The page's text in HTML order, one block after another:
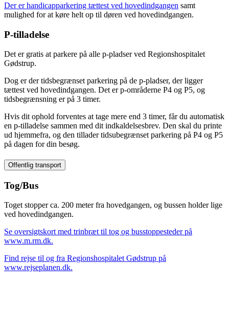
Der er handicapparkering tættest ved hovedindgangen samt
mulighed for at køre helt op til døren ved hovedindgangen.
P-tilladelse
Det er gratis at parkere på alle p-pladser ved Regionshospitalet
Gødstrup.
Dog er der tidsbegrænset parkering på de p-pladser, der ligger
tættest ved hovedindgangen. Det er p-områderne P4 og P5, og
tidsbegrænsning er på 3 timer.
Hvis dit ophold forventes at tage mere end 3 timer, får du automatisk
en p-tilladelse sammen med dit indkaldelsesbrev. Den skal du printe
ud hjemmefra, og den tillader tidsubegrænset parkering på P4 og P5
på dagen for din besøg.
Offentlig transport
Tog/Bus
Toget stopper ca. 200 meter fra hovedgangen, og bussen holder lige
ved hovedindgangen.
Se oversigtskort med trinbræt til tog og busstoppesteder på
www.m.rm.dk.
Find rejse til og fra Regionshospitalet Gødstrup på
www.rejseplanen.dk.